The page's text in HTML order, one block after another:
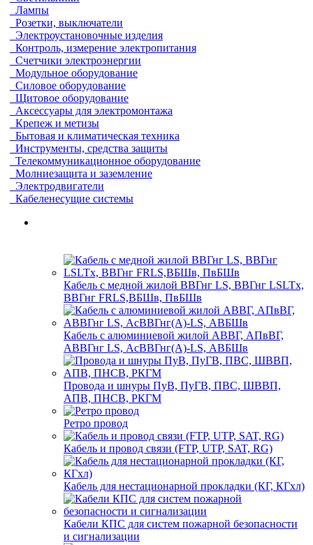
Лампы
Розетки, выключатели
Электроустановочные изделия
Контроль, измерение электропитания
Счетчики электроэнергии
Модульное оборудование
Силовое оборудование
Щитовое оборудование
Аксессуары для электромонтажа
Крепеж и метизы
Бытовая и климатическая техника
Инструменты, средства защиты
Телекоммуникационное оборудование
Молниезащита и заземление
Электродвигатели
Кабеленесущие системы
Кабель с медной жилой ВВГнг LS, ВВГнг LSLTx,
ВВГнг FRLS,ВБШв, ПвБШв
Кабель с алюминиевой жилой АВВГ, АПвВГ,
АВВГнг LS, АсВВГнг(А)-LS, АВБШв
Провода и шнуры ПуВ, ПуГВ, ПВС, ШВВП,
АПВ, ПНСВ, РКГМ
Ретро провод
Кабель и провод связи (FTP, UTP, SAT, RG)
Кабель для нестационарной прокладки (КГ, КГхл)
Кабели КПС для систем пожарной безопасности
и сигнализации